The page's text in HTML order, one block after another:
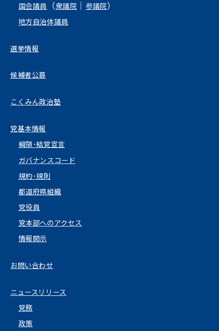
国会議員
（衆議院 ｜参議院）
地方自治体議員
選挙情報
候補者公募
こくみん政治塾
党基本情報
綱領･結党宣言
ガバナンスコード
規約･規則
都道府県組織
党役員
党本部へのアクセス
情報開示
お問い合わせ
ニュースリリース
党務
政策